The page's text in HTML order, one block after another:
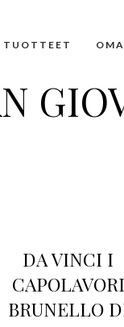
TUOTTEET
DA VINCI I
CAPOLAVORI
BRUNELLO